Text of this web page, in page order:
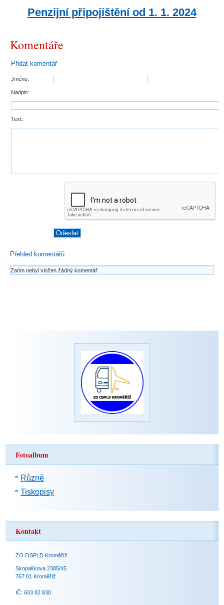
Penzijní připojištění od 1. 1. 2024
Komentáře
Přidat komentář
Jméno:
Nadpis:
Text:
Přehled komentářů
Zatím nebyl vložen žádný komentář
Fotoalbum
Různé
Tiskopisy
Kontakt
ZO OSPLD Kroměříž
Skopalíkova 2385/45
767 01 Kroměříž
IČ: 603 82 830